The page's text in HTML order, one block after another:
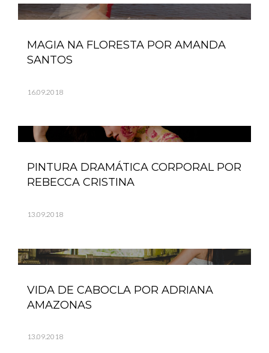
MAGIA NA FLORESTA POR AMANDA
SANTOS
16.09.2018
PINTURA DRAMÁTICA CORPORAL POR
REBECCA CRISTINA
13.09.2018
VIDA DE CABOCLA POR ADRIANA
AMAZONAS
13.09.2018